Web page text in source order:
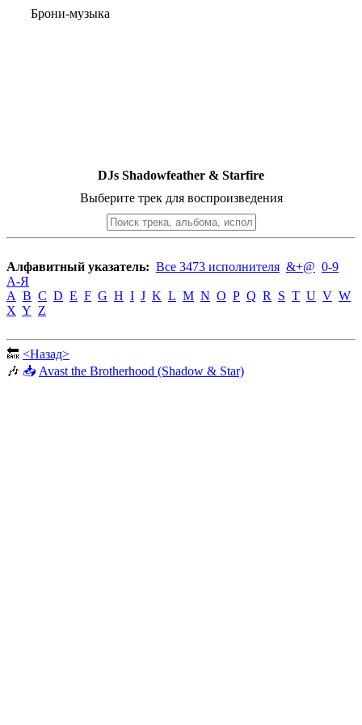
Брони-музыка
DJs Shadowfeather & Starfire
Выберите трек для воспроизведения
Алфавитный указатель: Все 3473 исполнителя &+@ 0-9
А-Я
A B C D E F G H I J K L M N O P Q R S T U V W
X Y Z
🔙 <Назад>
🎶 📥 Avast the Brotherhood (Shadow & Star)